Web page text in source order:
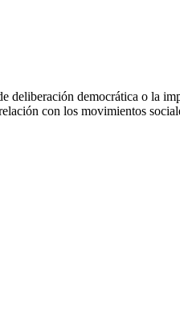
deliberación democrática o la
con los movimientos